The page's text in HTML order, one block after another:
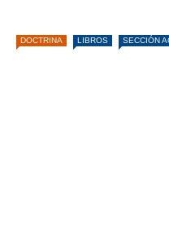
DOCTRINA LIBROS SECCIÓN